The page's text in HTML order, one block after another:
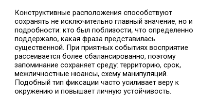
Конструктивные расположения способствуют
сохранять не исключительно главный значение, но и
подробности: кто был поблизости, что определенно
поддержало, какая фраза представилась
существенной. При приятных событиях восприятие
рассеивается более сбалансированно, поэтому
запоминание сохраняет среду: территорию, срок,
межличностные нюансы, схему манипуляций.
Подобный тип фиксации часто усиливает веру к
окружению и повышает личную устойчивость.